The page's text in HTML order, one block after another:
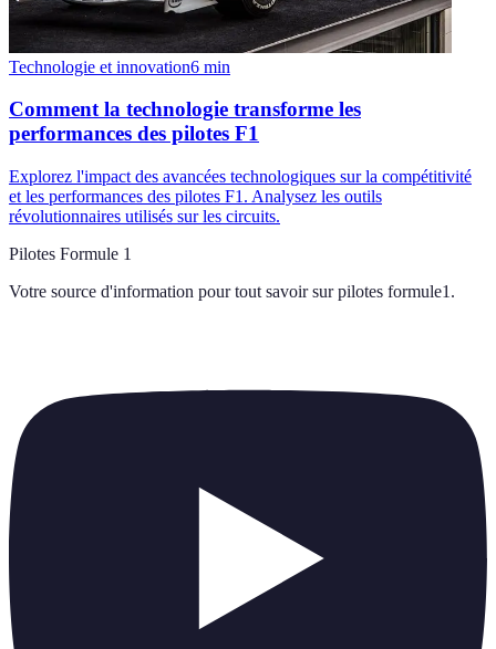
Technologie et innovation6 min
Comment la technologie transforme les
performances des pilotes F1
Explorez l'impact des avancées technologiques sur la compétitivité
et les performances des pilotes F1. Analysez les outils
révolutionnaires utilisés sur les circuits.
Pilotes Formule 1
Votre source d'information pour tout savoir sur pilotes formule1 .